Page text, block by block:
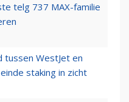
telg 737 MAX-familie
tussen WestJet en
staking in zicht